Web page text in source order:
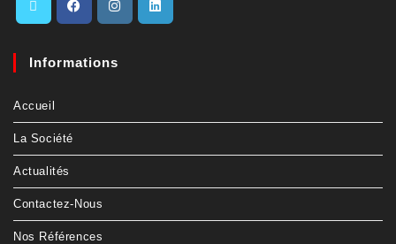
Informations
Accueil
La Société
Actualités
Contactez-Nous
Nos Références